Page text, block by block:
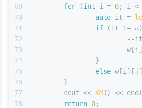
69
70
71
72
73
74
75
76
77
78
for (int i = 0; i <
auto it =
if (it !=
--
		}
else w[i][j]
	}
	cout <<
KM() <<
return 0;